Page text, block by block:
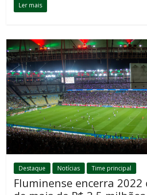
Ler mais
Destaque Notícias Time principal
Fluminense encerra 2022